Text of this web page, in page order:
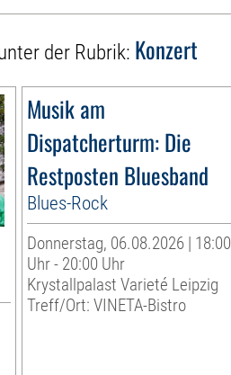
der Rubrik: Konzert
Musik am
Dispatcherturm: Die
Restposten Bluesband
Blues-Rock
Donnerstag, 06.08.2026 | 18:00
Uhr - 20:00 Uhr
Krystallpalast Varieté Leipzig
Treff/Ort: VINETA-Bistro